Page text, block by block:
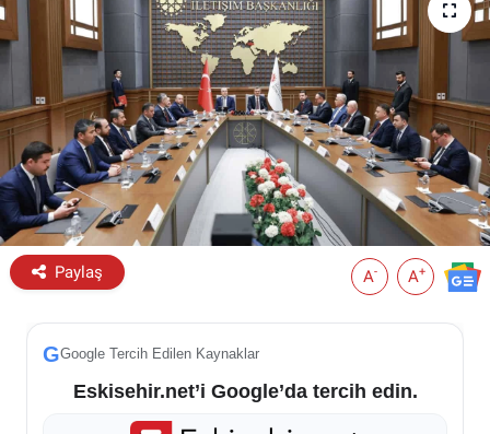
Paylaş A- A+
GGoogle Tercih Edilen Kaynaklar
Eskisehir.net’i Google’da tercih edin.
Eskişehir Otobüs Saatleri